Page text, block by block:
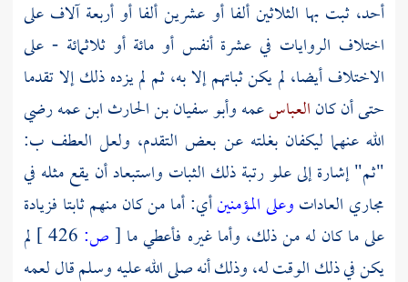
أحد، ثبت بها الثلاثين ألفا أو عشرين ألفا أو أربعة آلاف على
اختلاف الروايات في عشرة أنفس أو مائة أو ثلاثمائة - على
الاختلاف أيضا، لم يكن ثباتهم إلا به، ثم لم يزده ذلك إلا تقدما
حتى أن كانالعباسعمهوأبو سفيان بن الحارثابن عمه رضي
الله عنهما ليكفان بغلته عن بعض التقدم، ولعل العطف ب:
"ثم" إشارة إلى علو رتبة ذلك الثبات واستبعاد أن يقع مثله في
مجاري العاداتوعلى المؤمنينأي: أما من كان منهم ثابتا فزيادة
على ما كان له من ذلك، وأما غيره فأعطي ما [ص:
لم
يكن في ذلك الوقت له، وذلك أنه صلى الله عليه وسلم قال لعمه